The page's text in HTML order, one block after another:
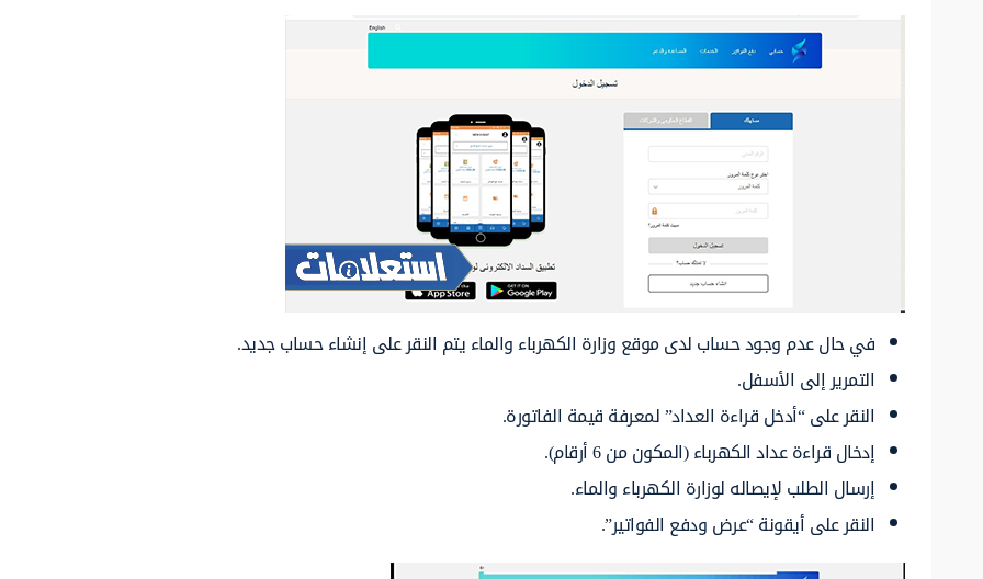
في حال عدم وجود حساب لدى موقع وزارة الكهرباء والماء يتم النقر على إنشاء حساب جديد.
التمرير إلى الأسفل.
النقر على “أدخل قراءة العداد” لمعرفة قيمة الفاتورة.
إدخال قراءة عداد الكهرباء (المكون من 6 أرقام).
إرسال الطلب لإيصاله لوزارة الكهرباء والماء.
النقر على أيقونة “عرض ودفع الفواتير”.